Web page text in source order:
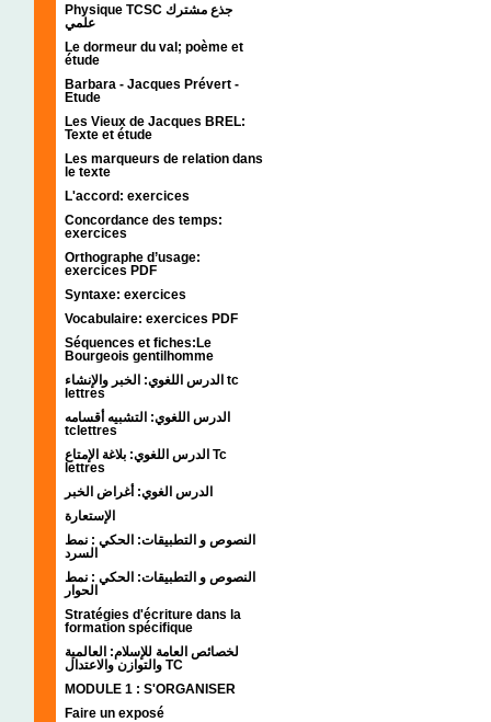
Physique TCSC جذع مشترك
علمي
Le dormeur du val; poème et
étude
Barbara - Jacques Prévert -
Etude
Les Vieux de Jacques BREL:
Texte et étude
Les marqueurs de relation dans
le texte
L'accord: exercices
Concordance des temps:
exercices
Orthographe d’usage:
exercices PDF
Syntaxe: exercices
Vocabulaire: exercices PDF
Séquences et fiches:Le
Bourgeois gentilhomme
الدرس اللغوي: الخبر والإنشاء tc
lettres
الدرس اللغوي: التشبيه أقسامه
tclettres
الدرس اللغوي: بلاغة الإمتاع Tc
lettres
الدرس الغوي: أغراض الخبر
الإستعارة
النصوص و التطبيقات: الحكي : نمط
السرد
النصوص و التطبيقات: الحكي : نمط
الحوار
Stratégies d'écriture dans la
formation spécifique
لخصائص العامة للإسلام: العالمية
والتوازن والاعتدال TC
MODULE 1 : S'ORGANISER
Faire un exposé